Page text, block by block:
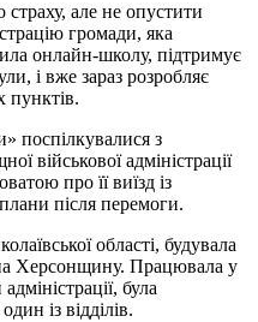
страху, але не опустити
громади, яка
онлайн-школу, підтримує
і вже зараз розробляє
пунктів.
поспілкувалися з
військової адміністрації
про її виїзд із
після перемоги.
області, будувала
Херсонщину. Працювала у
була
із відділів.